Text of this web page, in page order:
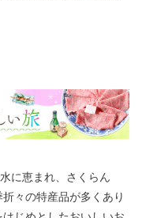
に恵まれ、さくらん
々の特産品が多くあり